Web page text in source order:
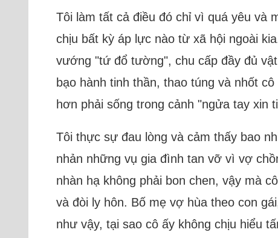
Tôi làm tất cả điều đó chỉ vì quá yêu và
chịu bất kỳ áp lực nào từ xã hội ngoài
vướng "tứ đổ tường", chu cấp đầy đủ
bạo hành tinh thần, thao túng và nhốt
hơn phải sống trong cảnh "ngửa tay xin
Tôi thực sự đau lòng và cảm thấy bao
nhản những vụ gia đình tan vỡ vì vợ
nhàn hạ không phải bon chen, vậy mà
và đòi ly hôn. Bố mẹ vợ hùa theo con
như vậy, tại sao cô ấy không chịu hiểu